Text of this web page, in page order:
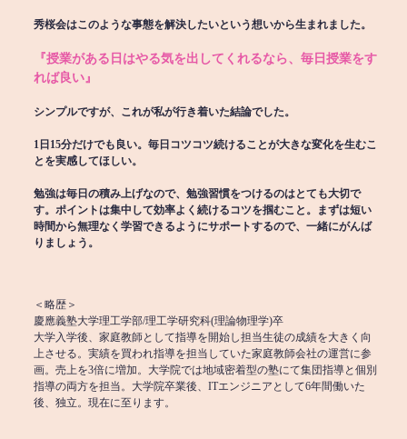
秀桜会はこのような事態を解決したいという想いから生まれました。
『授業がある日はやる気を出してくれるなら、毎日授業をす
れば良い』
シンプルですが、これが私が行き着いた結論でした。
1日15分だけでも良い。毎日コツコツ続けることが大きな変化を生むこ
とを実感してほしい。
勉強は毎日の積み上げなので、勉強習慣をつけるのはとても大切で
す。ポイントは集中して効率よく続けるコツを掴むこと。まずは短い
時間から無理なく学習できるようにサポートするので、一緒にがんば
りましょう。
＜略歴＞
慶應義塾大学理工学部/理工学研究科(理論物理学)卒
大学入学後、家庭教師として指導を開始し担当生徒の成績を大きく向
上させる。実績を買われ指導を担当していた家庭教師会社の運営に参
画。売上を3倍に増加。大学院では地域密着型の塾にて集団指導と個別
指導の両方を担当。大学院卒業後、ITエンジニアとして6年間働いた
後、独立。現在に至ります。